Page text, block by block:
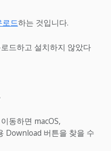
로드하는 것입니다.
드하고 설치하지 않았다
동하면 macOS,
Download 버튼을 찾을 수